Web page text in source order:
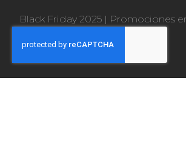
Black Friday 2025 | Promociones